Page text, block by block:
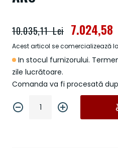
In stocul furnizorului.
zile lucrătoare.
Comanda va fi procesată
7.024,58
10.035,11 Lei
Acest articol se comercializează
imagini